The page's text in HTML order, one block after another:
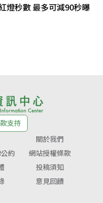
燈秒數 最多可減90秒曝
支持
關於我們
約
網站授權條款
投稿須知
意見回饋